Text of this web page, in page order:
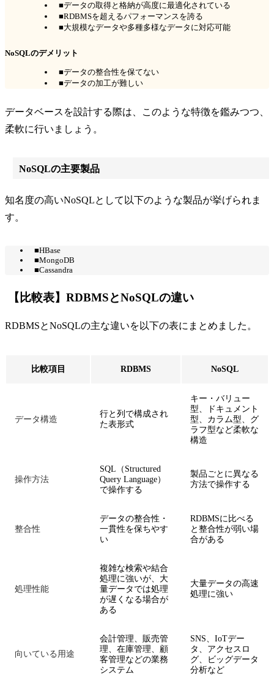
■データの取得と格納が高度に最適化されている
■RDBMSを超えるパフォーマンスを誇る
■大規模なデータや多種多様なデータに対応可能
NoSQLのデメリット
■データの整合性を保てない
■データの加工が難しい
データベースを設計する際は、このような特徴を鑑みつつ、
柔軟に行いましょう。
NoSQLの主要製品
知名度の高いNoSQLとして以下のような製品が挙げられま
す。
■HBase
■MongoDB
■Cassandra
【比較表】RDBMSとNoSQLの違い
RDBMSとNoSQLの主な違いを以下の表にまとめました。
比較項目 RDBMS NoSQL
データ構造
行と列で構成され
た表形式
キー・バリュー
型、ドキュメント
型、カラム型、グ
ラフ型など柔軟な
構造
操作方法
SQL（Structured
Query Language）
で操作する
製品ごとに異なる
方法で操作する
整合性
データの整合性・
一貫性を保ちやす
い
RDBMSに比べる
と整合性が弱い場
合がある
処理性能
複雑な検索や結合
処理に強いが、大
量データでは処理
が遅くなる場合が
ある
大量データの高速
処理に強い
向いている用途
会計管理、販売管
理、在庫管理、顧
客管理などの業務
システム
SNS、IoTデー
タ、アクセスロ
グ、ビッグデータ
分析など